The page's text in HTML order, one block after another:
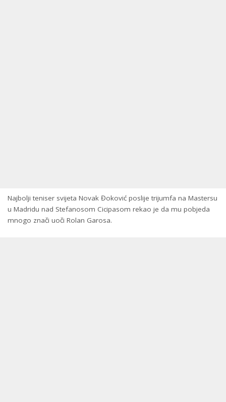
Najbolji teniser svijeta Novak Đoković poslije trijumfa na Mastersu
u Madridu nad Stefanosom Cicipasom rekao je da mu pobjeda
mnogo znači uoči Rolan Garosa.